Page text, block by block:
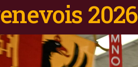
2026